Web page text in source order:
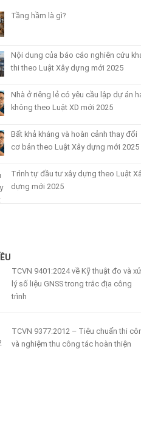
Tầng hầm là gì?
Nội dung của báo cáo nghiên cứu
thi theo Luật Xây dựng mới 2025
Nhà ở riêng lẻ có yêu cầu lập dự án
không theo Luật XD mới 2025
Bất khả kháng và hoàn cảnh thay đổi
cơ bản theo Luật Xây dựng mới 2025
Trình tự đầu tư xây dựng theo Luật
dựng mới 2025
TCVN 9401:2024 về Kỹ thuật đo và xử
lý số liệu GNSS trong trắc địa công
trình
TCVN 9377:2012 – Tiêu chuẩn thi
và nghiệm thu công tác hoàn thiện